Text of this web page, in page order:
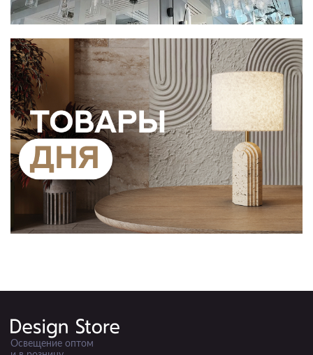
Освещение оптом